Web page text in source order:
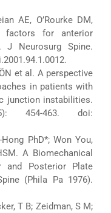
AE, O’Rourke DM,
factors for anterior
J Neurosurg Spine.
et al. A perspective
in patients with
junction instabilities.
454-463. doi:
PhD*; Won You,
A Biomechanical
and Posterior Plate
(Phila Pa 1976).
T B; Zeidman, S M;